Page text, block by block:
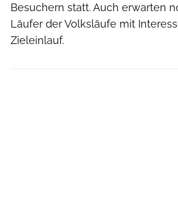
Besuchern statt. Auch erwarten
Läufer der Volksläufe mit
Zieleinlauf.